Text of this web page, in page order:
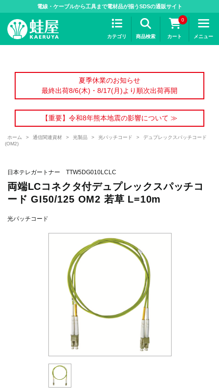
電線・ケーブルから工具まで電材品が揃うSDSの通販サイト
カテゴリ 商品検索
0
カート メニュー
夏季休業のお知らせ
最終出荷8/6(木)・8/17(月)より順次出荷再開
【重要】令和8年熊本地震の影響について ≫
ホーム > 通信関連資材 > 光製品 > 光パッチコード >
デュプレックスパッチコード
(OM2)
日本テレガートナー TTW5DG010LCLC
両端LCコネクタ付デュプレックスパッチコ
ード GI50/125 OM2 若草 L=10m
光パッチコード